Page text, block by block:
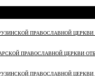
ПРАВОСЛАВНОЙ
ПРАВОСЛАВНОЙ ЦЕРКВИ
ПРАВОСЛАВНОЙ